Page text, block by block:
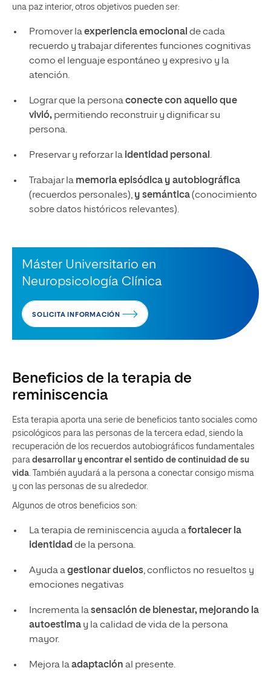
una paz interior, otros objetivos pueden ser:
Promover laexperiencia emocional de cada
recuerdo y trabajar diferentes funciones cognitivas
como el lenguaje espontáneo y expresivo y la
atención.
Lograr que la personaconecte con aquello que
vivió,permitiendo reconstruir y dignificar su
persona.
Preservar y reforzar laidentidad personal .
Trabajar la memoria episódica y autobiográfica
(recuerdos personales), y semántica(conocimiento
sobre datos históricos relevantes).
Máster Universitario en
Neuropsicología Clínica
SOLICITA INFORMACIÓN
Beneficios de la terapia de
reminiscencia
Esta terapia aporta una serie de beneficios tanto sociales como
psicológicos para las personas de la tercera edad, siendo la
recuperación de los recuerdos autobiográficos fundamentales
para desarrollar y encontrar el sentido de continuidad de su
vida. También ayudará a la persona a conectar consigo misma
y con las personas de su alrededor.
Algunos de otros beneficios son:
La terapia de reminiscencia ayuda afortalecer la
identidad de la persona.
Ayuda agestionar duelos, conflictos no resueltos y
emociones negativas
Incrementa lasensación de bienestar, mejorando la
autoestimay la calidad de vida de la persona
mayor.
Mejora laadaptación al presente.